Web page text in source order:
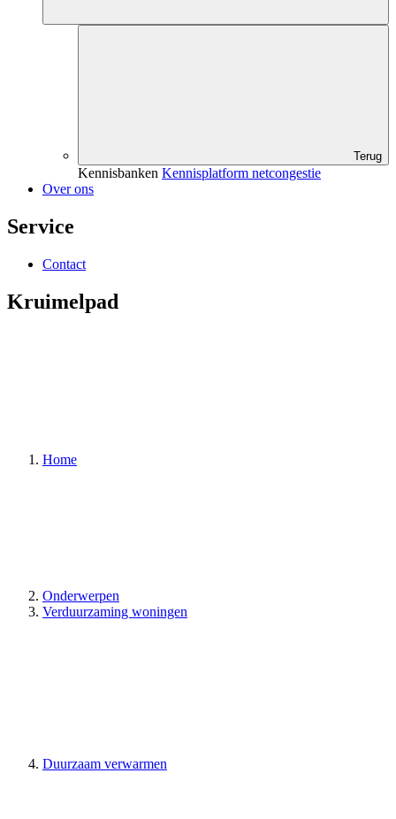
Terug
Kennisbanken Kennisplatform netcongestie
Over ons
Service
Contact
Kruimelpad
Home
Onderwerpen
Verduurzaming woningen
Duurzaam verwarmen